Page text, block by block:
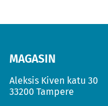
MAGASIN
Aleksis Kiven katu 30
33200 Tampere